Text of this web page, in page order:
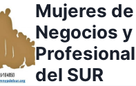
Mujeres de
Negocios y
del SUR